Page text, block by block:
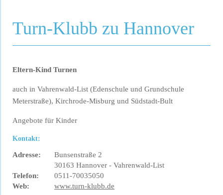
Turn-Klubb zu Hannover
Eltern-Kind Turnen
auch in Vahrenwald-List (Edenschule und Grundschule
Meterstraße), Kirchrode-Misburg und Südstadt-Bult
Angebote für Kinder
Kontakt:
Adresse:
Bunsenstraße 2
30163 Hannover - Vahrenwald-List
Telefon:
0511-70035050
Web:
www.turn-klubb.de